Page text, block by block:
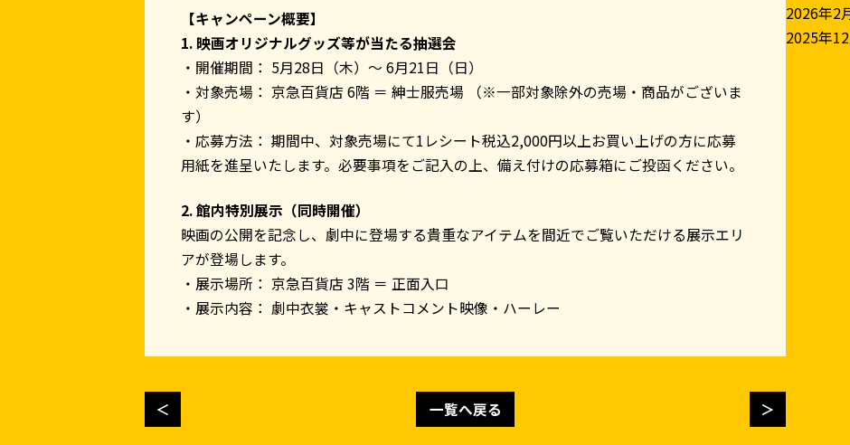
【キャンペーン概要】
1. 映画オリジナルグッズ等が当たる抽選会
・開催期間： 5月28日（木）～ 6月21日（日）
・対象売場： 京急百貨店 6階 ＝ 紳士服売場 （※一部対象除外の売場・商品がございま
す）
・応募方法： 期間中、対象売場にて1レシート税込2,000円以上お買い上げの方に応募
用紙を進呈いたします。必要事項をご記入の上、備え付けの応募箱にご投函ください。
2. 館内特別展示（同時開催）
映画の公開を記念し、劇中に登場する貴重なアイテムを間近でご覧いただける展示エリ
アが登場します。
・展示場所： 京急百貨店 3階 ＝ 正面入口
・展示内容： 劇中衣裳・キャストコメント映像・ハーレー
＜ ＞
一覧へ戻る
2026年2
2025年